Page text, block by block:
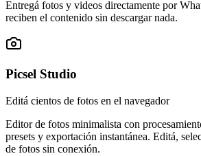
Entregá fotos y videos directamente por
reciben el contenido sin descargar nada.
Picsel Studio
Editá cientos de fotos en el navegador
Editor de fotos minimalista con
presets y exportación instantánea. Editá,
de fotos sin conexión.